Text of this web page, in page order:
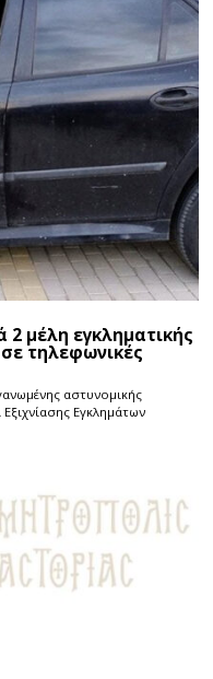
μέλη εγκληματικής
τηλεφωνικές
αστυνομικής
Εγκλημάτων